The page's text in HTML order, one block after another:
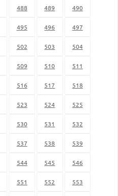
488 489 490
495 496 497
502 503 504
509 510 511
516 517 518
523 524 525
530 531 532
537 538 539
544 545 546
551 552 553